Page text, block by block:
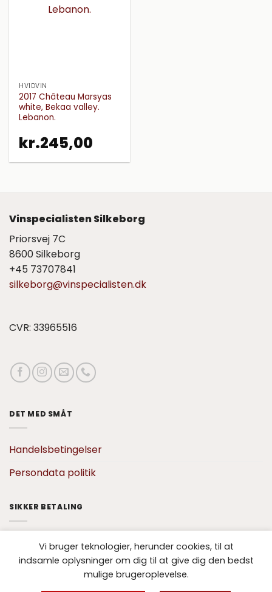
HVIDVIN
2017 Château Marsyas
white, Bekaa valley.
Lebanon.
kr.245,00
Vinspecialisten Silkeborg
Priorsvej 7C
8600 Silkeborg
+45 73707841
silkeborg@vinspecialisten.dk
CVR: 33965516
DET MED SMÅT
Handelsbetingelser
Persondata politik
SIKKER BETALING
Vi bruger teknologier, herunder cookies, til at
indsamle oplysninger om dig til at give dig den bedst
mulige brugeroplevelse.